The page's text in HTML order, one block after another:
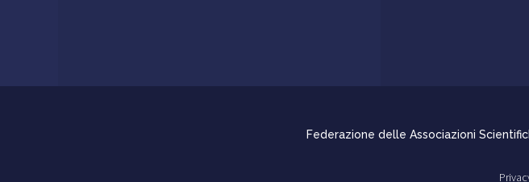
Federazione delle Associazioni